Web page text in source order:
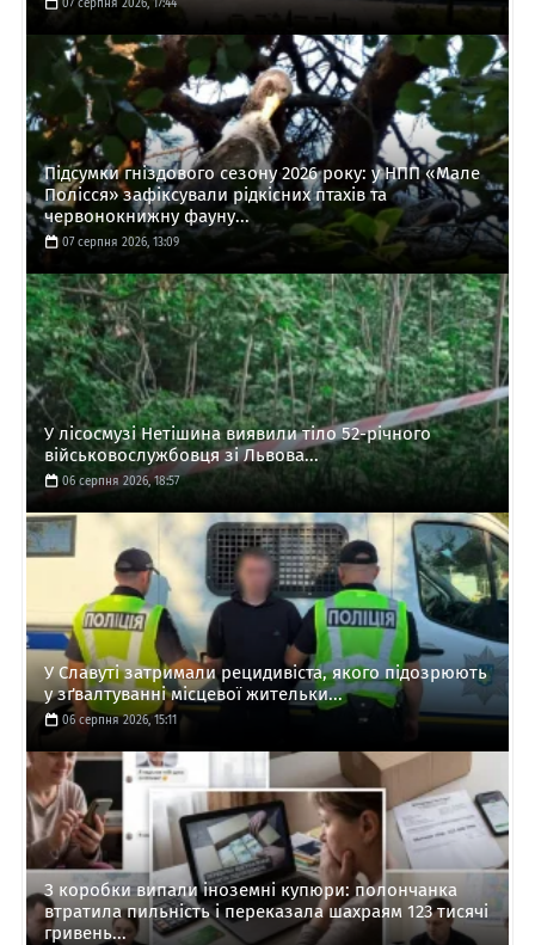
07 серпня 2026, 17:44
Підсумки гніздового сезону 2026 року: у НПП «Мале
Полісся» зафіксували рідкісних птахів та
червонокнижну фауну...
07 серпня 2026, 13:09
У лісосмузі Нетішина виявили тіло 52-річного
військовослужбовця зі Львова...
06 серпня 2026, 18:57
У Славуті затримали рецидивіста, якого підозрюють
у зґвалтуванні місцевої жительки...
06 серпня 2026, 15:11
З коробки випали іноземні купюри: полончанка
втратила пильність і переказала шахраям 123 тисячі
гривень...